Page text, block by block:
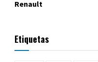
Renault
Etiquetas